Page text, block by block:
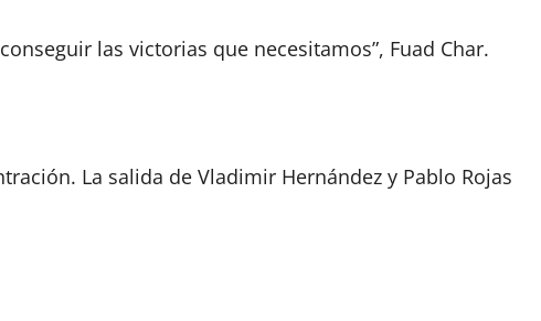
las victorias que necesitamos”, Fuad Char.
La salida de Vladimir Hernández y Pablo Rojas